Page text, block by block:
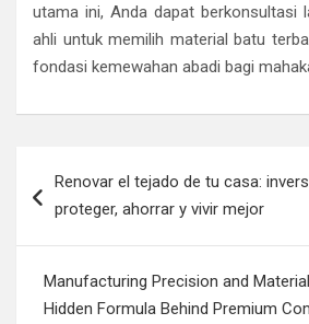
utama ini, Anda dapat berkonsultasi
ahli untuk memilih material batu
fondasi kemewahan abadi bagi
navigation
Renovar el tejado de tu casa:
proteger, ahorrar y vivir mejor
Manufacturing Precision and
Hidden Formula Behind Premium